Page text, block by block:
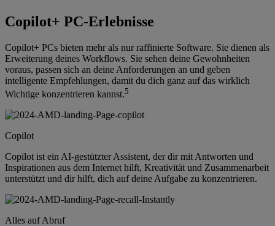
Copilot+ PC-Erlebnisse
Copilot+ PCs bieten mehr als nur raffinierte Software. Sie dienen als
Erweiterung deines Workflows. Sie sehen deine Gewohnheiten
voraus, passen sich an deine Anforderungen an und geben
intelligente Empfehlungen, damit du dich ganz auf das wirklich
Wichtige konzentrieren kannst.5
Copilot
Copilot ist ein AI-gestützter Assistent, der dir mit Antworten und
Inspirationen aus dem Internet hilft, Kreativität und Zusammenarbeit
unterstützt und dir hilft, dich auf deine Aufgabe zu konzentrieren.
Alles auf Abruf